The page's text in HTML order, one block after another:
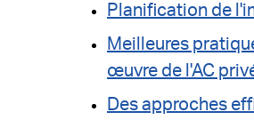
Planification de
Meilleures
œuvre de l'AC
Des approches